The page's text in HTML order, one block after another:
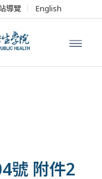
導覽 English
號 附件2